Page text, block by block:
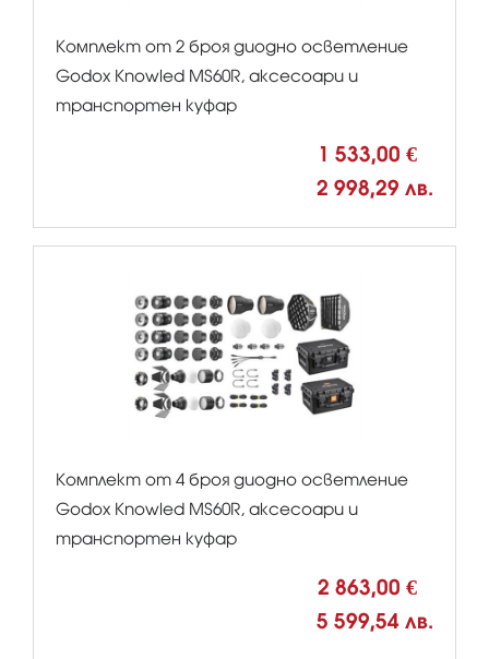
Комплект от 2 броя диодно осветление
Godox Knowled MS60R, аксесоари и
транспортен куфар
1 533,00 €
2 998,29 лв.
Комплект от 4 броя диодно осветление
Godox Knowled MS60R, аксесоари и
транспортен куфар
2 863,00 €
5 599,54 лв.